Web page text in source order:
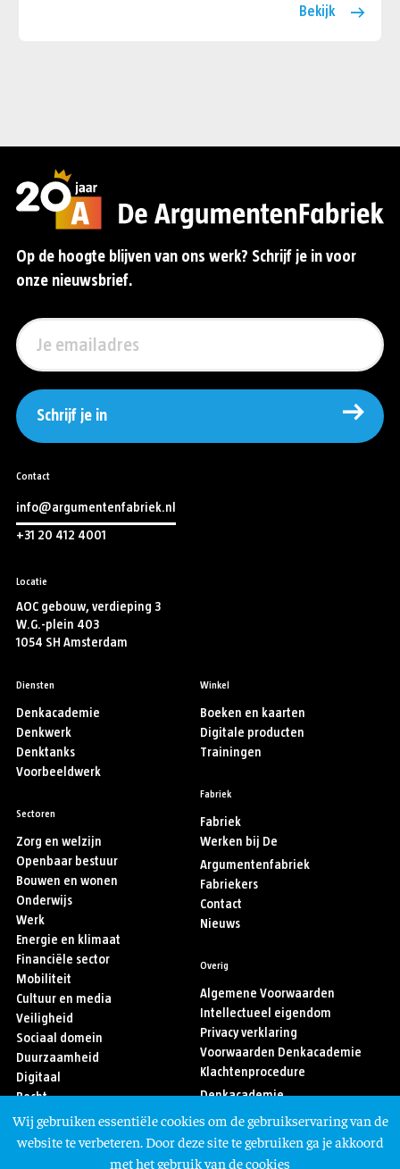
Bekijk
Op de hoogte blijven van ons werk? Schrijf je in voor
onze nieuwsbrief.
Schrijf je in
Contact
info@argumentenfabriek.nl
+31 20 412 4001
Locatie
AOC gebouw, verdieping 3
W.G.-plein 403
1054 SH Amsterdam
Diensten
Denkacademie
Denkwerk
Denktanks
Voorbeeldwerk
Sectoren
Zorg en welzijn
Openbaar bestuur
Bouwen en wonen
Onderwijs
Werk
Energie en klimaat
Financiële sector
Mobiliteit
Cultuur en media
Veiligheid
Sociaal domein
Duurzaamheid
Digitaal
Recht
Sport
Asiel en migratie
Winkel
Boeken en kaarten
Digitale producten
Trainingen
Fabriek
Fabriek
Werken bij De
Argumentenfabriek
Fabriekers
Contact
Nieuws
Overig
Algemene Voorwaarden
Intellectueel eigendom
Privacy verklaring
Voorwaarden Denkacademie
Klachtenprocedure
Denkacademie
Volg ons
Wij gebruiken essentiële cookies om de gebruikservaring van de
website te verbeteren. Door deze site te gebruiken ga je akkoord
met het gebruik van de cookies